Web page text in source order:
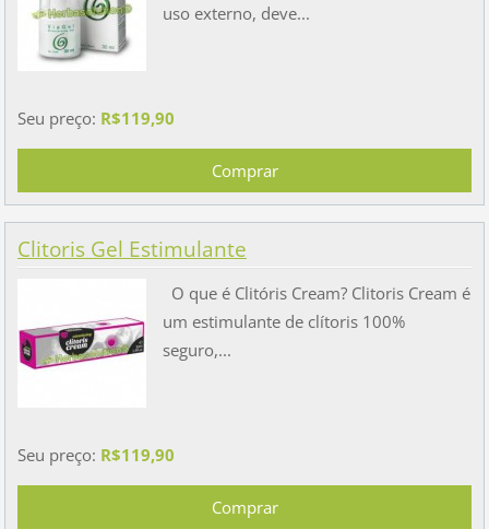
uso externo, deve...
Seu preço: R$119,90
Clitoris Gel Estimulante
O que é Clitóris Cream? Clitoris Cream é
um estimulante de clítoris 100%
seguro,...
Seu preço: R$119,90